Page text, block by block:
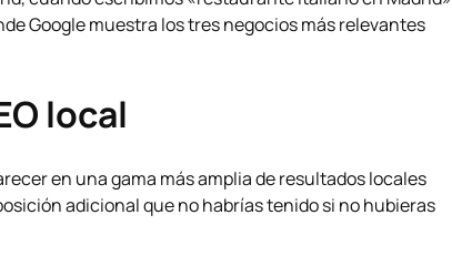
Google muestra los tres negocios más relevantes
local
en una gama más amplia de resultados locales
adicional que no habrías tenido si no hubieras